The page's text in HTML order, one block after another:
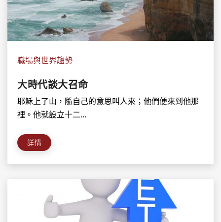
職場與世界趨勢
大時代談大召命
耶穌上了山，隨自己的意思叫人來；他們便來到他那
裡。他就設立十二...
詳情